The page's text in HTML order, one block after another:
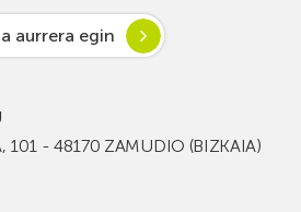
aurrera egin
101 - 48170 ZAMUDIO (BIZKAIA)